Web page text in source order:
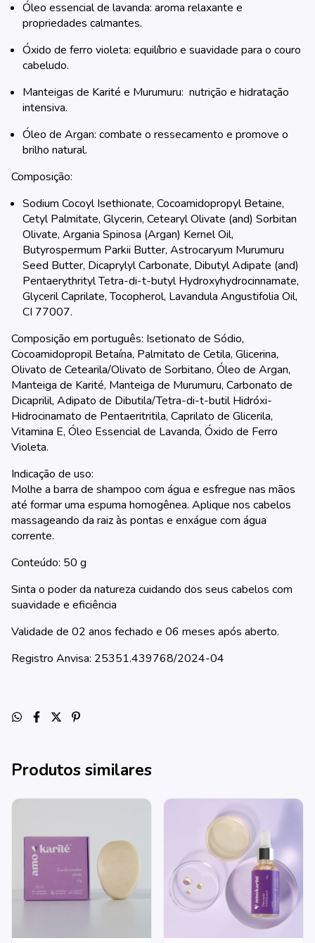
Óleo essencial de lavanda: aroma relaxante e
propriedades calmantes.
Óxido de ferro violeta: equilíbrio e suavidade para o couro
cabeludo.
Manteigas de Karité e Murumuru: nutrição e hidratação
intensiva.
Óleo de Argan: combate o ressecamento e promove o
brilho natural.
Composição:
Sodium Cocoyl Isethionate, Cocoamidopropyl Betaine,
Cetyl Palmitate, Glycerin, Cetearyl Olivate (and) Sorbitan
Olivate, Argania Spinosa (Argan) Kernel Oil,
Butyrospermum Parkii Butter, Astrocaryum Murumuru
Seed Butter, Dicaprylyl Carbonate, Dibutyl Adipate (and)
Pentaerythrityl Tetra-di-t-butyl Hydroxyhydrocinnamate,
Glyceril Caprilate, Tocopherol, Lavandula Angustifolia Oil,
CI 77007.
Composição em português: Isetionato de Sódio,
Cocoamidopropil Betaína, Palmitato de Cetila, Glicerina,
Olivato de Cetearila/Olivato de Sorbitano, Óleo de Argan,
Manteiga de Karité, Manteiga de Murumuru, Carbonato de
Dicaprilil, Adipato de Dibutila/Tetra-di-t-butil Hidróxi-
Hidrocinamato de Pentaeritritila, Caprilato de Glicerila,
Vitamina E, Óleo Essencial de Lavanda, Óxido de Ferro
Violeta.
Indicação de uso:
Molhe a barra de shampoo com água e esfregue nas mãos
até formar uma espuma homogênea. Aplique nos cabelos
massageando da raiz às pontas e enxágue com água
corrente.
Conteúdo: 50 g
Sinta o poder da natureza cuidando dos seus cabelos com
suavidade e eficiência
Validade de 02 anos fechado e 06 meses após aberto.
Registro Anvisa: 25351.439768/2024-04
Produtos similares